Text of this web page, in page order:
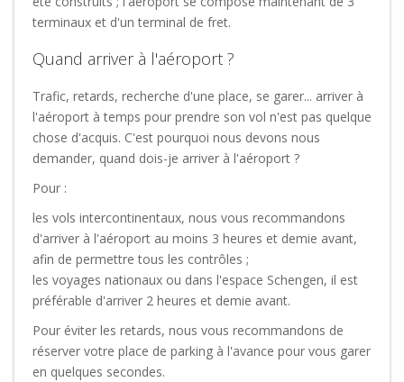
terminaux et d'un terminal de fret.
Quand arriver à l'aéroport ?
Trafic, retards, recherche d'une place, se garer... arriver à
l'aéroport à temps pour prendre son vol n'est pas quelque
chose d'acquis. C'est pourquoi nous devons nous
demander, quand dois-je arriver à l'aéroport ?
Pour :
les vols intercontinentaux, nous vous recommandons
d'arriver à l'aéroport au moins 3 heures et demie avant,
afin de permettre tous les contrôles ;
les voyages nationaux ou dans l'espace Schengen, il est
préférable d'arriver 2 heures et demie avant.
Pour éviter les retards, nous vous recommandons de
réserver votre place de parking à l'avance pour vous garer
en quelques secondes.